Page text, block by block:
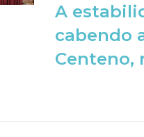
A
cabendo
Centeno,